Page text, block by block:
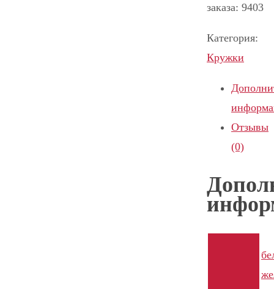
заказа: 9403
Категория:
Кружки
Отзывы
(0)